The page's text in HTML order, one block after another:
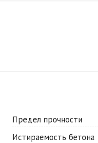
Коричневая
940 ₽/м2
Предел прочности
Истираемость бетона